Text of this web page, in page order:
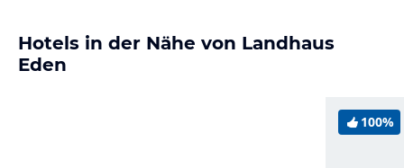
Hotels in der Nähe von Landhaus
Eden
100%